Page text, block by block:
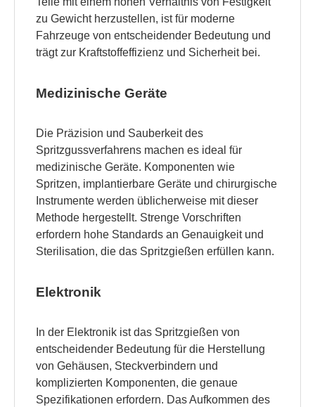
zu Gewicht herzustellen, ist für moderne
Fahrzeuge von entscheidender Bedeutung und
trägt zur Kraftstoffeffizienz und Sicherheit bei.
Medizinische Geräte
Die Präzision und Sauberkeit des
Spritzgussverfahrens machen es ideal für
medizinische Geräte. Komponenten wie
Spritzen, implantierbare Geräte und chirurgische
Instrumente werden üblicherweise mit dieser
Methode hergestellt. Strenge Vorschriften
erfordern hohe Standards an Genauigkeit und
Sterilisation, die das Spritzgießen erfüllen kann.
Elektronik
In der Elektronik ist das Spritzgießen von
entscheidender Bedeutung für die Herstellung
von Gehäusen, Steckverbindern und
komplizierten Komponenten, die genaue
Spezifikationen erfordern. Das Aufkommen des